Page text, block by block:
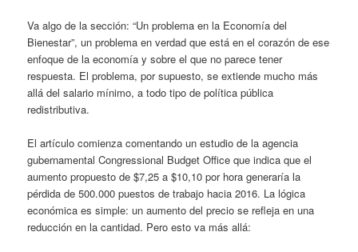
Va algo de la sección: “Un problema en la Economía del
Bienestar”, un problema en verdad que está en el corazón de ese
enfoque de la economía y sobre el que no parece tener
respuesta. El problema, por supuesto, se extiende mucho más
allá del salario mínimo, a todo tipo de política pública
redistributiva.
El artículo comienza comentando un estudio de la agencia
gubernamental Congressional Budget Office que indica que el
aumento propuesto de $7,25 a $10,10 por hora generaría la
pérdida de 500.000 puestos de trabajo hacia 2016. La lógica
económica es simple: un aumento del precio se refleja en una
reducción en la cantidad. Pero esto va más allá: